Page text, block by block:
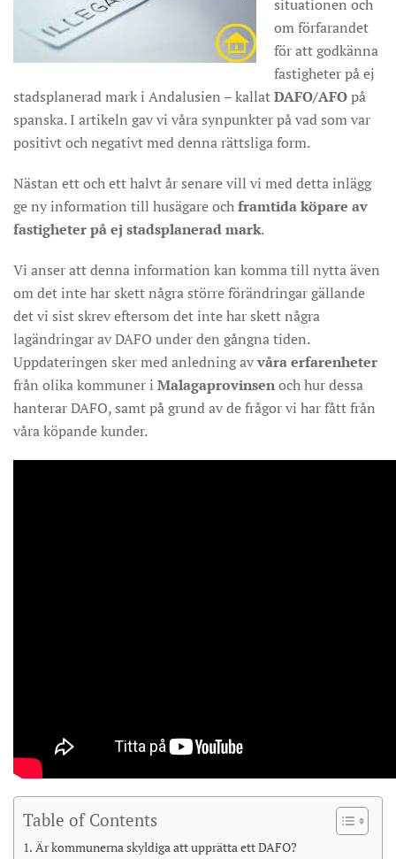
situationen och
om förfarandet
för att godkänna
fastigheter på ej
stadsplanerad mark i Andalusien – kallatDAFO/AFOpå
spanska. I artikeln gav vi våra synpunkter på vad som var
positivt och negativt med denna rättsliga form.
Nästan ett och ett halvt år senare vill vi med detta inlägg
ge ny information till husägare ochframtida köpare av
fastigheter på ej stadsplanerad mark.
Vi anser att denna information kan komma till nytta även
om det inte har skett några större förändringar gällande
det vi sist skrev eftersom det inte har skett några
lagändringar av DAFO under den gångna tiden.
Uppdateringen sker med anledning avvåra erfarenheter
från olika kommuner i Malagaprovinsenoch hur dessa
hanterar DAFO, samt på grund av de frågor vi har fått från
våra köpande kunder.
Table of Contents
Är kommunerna skyldiga att upprätta ett DAFO?